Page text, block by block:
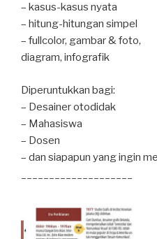
– kasus-kasus nyata
– hitung-hitungan simpel
– fullcolor, gambar & foto,
diagram, infografik
Diperuntukkan bagi:
– Desainer otodidak
– Mahasiswa
– Dosen
– dan siapapun yang ingin